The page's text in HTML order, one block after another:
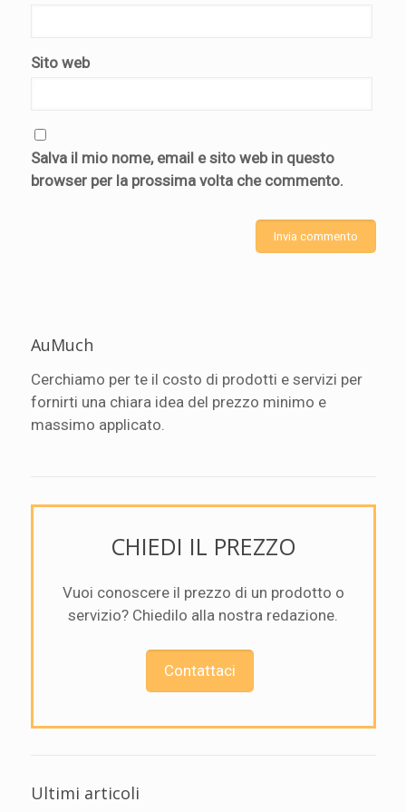
Sito web
Salva il mio nome, email e sito web in questo
browser per la prossima volta che commento.
AuMuch
Cerchiamo per te il costo di prodotti e servizi per
fornirti una chiara idea del prezzo minimo e
massimo applicato.
CHIEDI IL PREZZO
Vuoi conoscere il prezzo di un prodotto o
servizio? Chiedilo alla nostra redazione.
Contattaci
Ultimi articoli